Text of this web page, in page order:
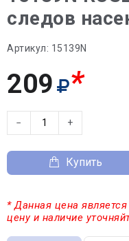
следов
Артикул: 15139N
209 *
− +
Купить
* Данная цена
цену и наличие